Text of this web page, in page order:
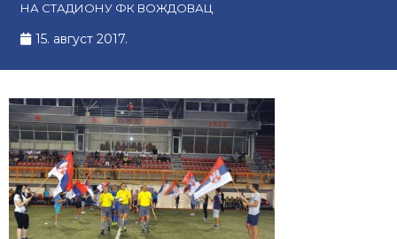
НА СТАДИОНУ ФК ВОЖДОВАЦ
15. август 2017.